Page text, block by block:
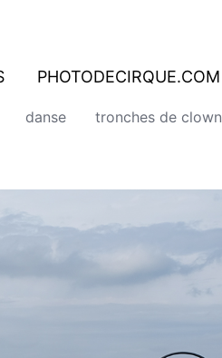
PHOTODECIRQUE.COM
danse tronches de clown